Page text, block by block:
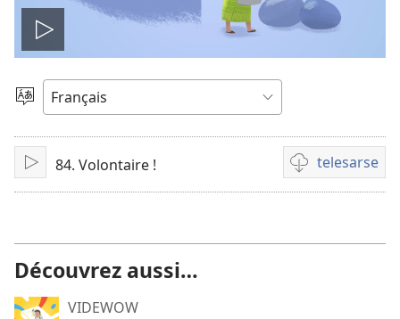
Play
video
Kaan
sugandi
A
lamɛn
84. Volontaire ! telesarse
Videwow
telesarse
Découvrez aussi…
VIDEWOW